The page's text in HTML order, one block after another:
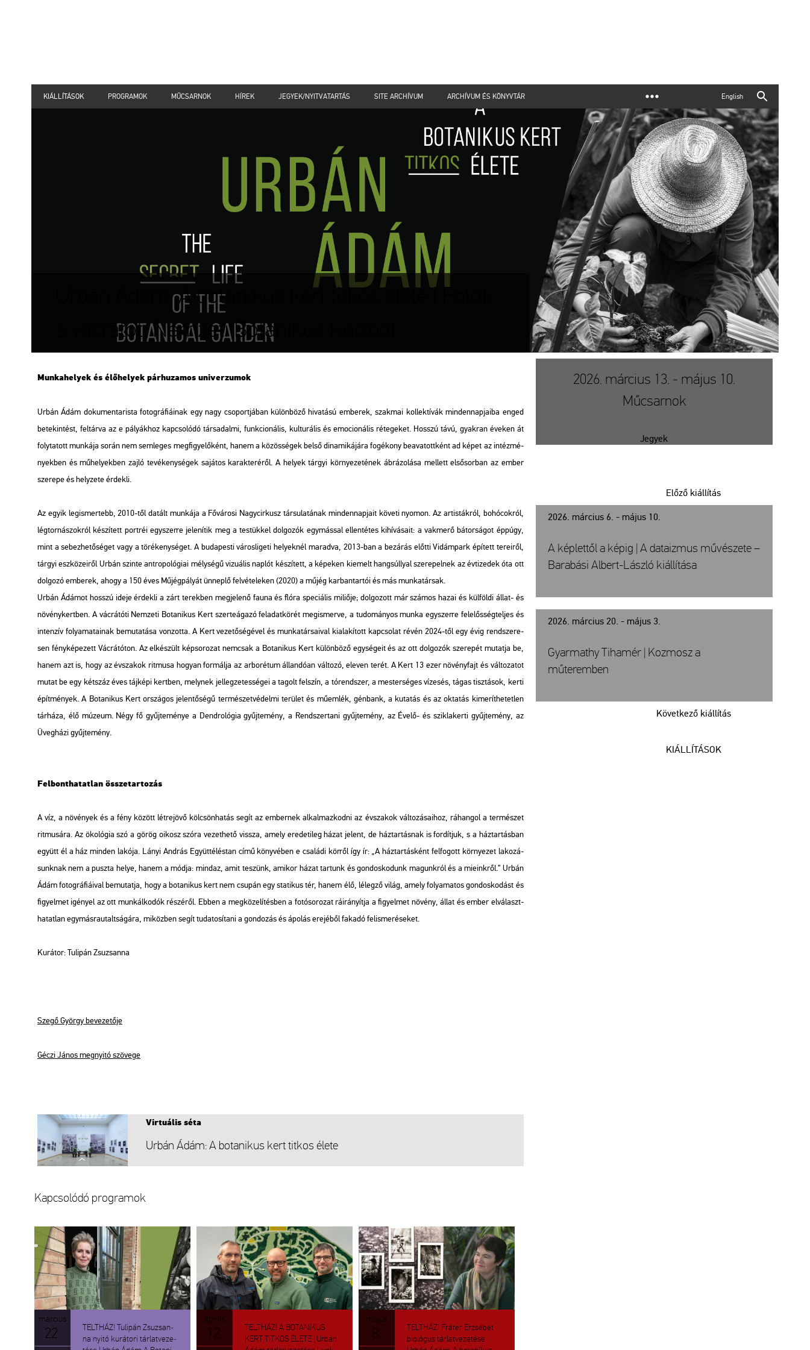
KIÁLLÍTÁSOK PROGRAMOK MŰCSARNOK HÍREK JEGYEK/NYITVATARTÁS SITE ARCHÍVUM ARCHÍVUM ÉS KÖNYVTÁR English
Urbán Ádám: A botanikus kert titkos élete | Fotók
a vácrátóti Nemzeti Botanikus Kertből
Mun­ka­he­lyek és élő­he­lyek pár­hu­za­mos uni­ver­zu­mok
Urbán Ádám do­ku­men­ta­ris­ta fo­tog­rá­fi­á­i­nak egy nagy cso­port­já­ban kü­lön­bö­ző hi­va­tá­sú em­be­rek, szak­mai kol­lek­tí­vák min­den­nap­ja­i­ba enged
be­te­kin­tést, fel­tár­va az e pá­lyák­hoz kap­cso­ló­dó tár­sa­dal­mi, funk­ci­o­ná­lis, kul­tu­rá­lis és emo­ci­o­ná­lis ré­te­ge­ket. Hosszú távú, gyak­ran éve­ken át
foly­ta­tott mun­ká­ja során nem sem­le­ges meg­fi­gye­lő­ként, hanem a kö­zös­sé­gek belső di­na­mi­ká­já­ra fo­gé­kony be­ava­tott­ként ad képet az in­téz­mé­
nyek­ben és mű­he­lyek­ben zajló te­vé­keny­sé­gek sa­já­tos ka­rak­te­ré­ről. A he­lyek tár­gyi kör­nye­ze­té­nek áb­rá­zo­lá­sa mel­lett el­ső­sor­ban az ember
sze­re­pe és hely­ze­te ér­dek­li.
Az egyik leg­is­mer­tebb, 2010-től da­tált mun­ká­ja a Fő­vá­ro­si Nagy­cir­kusz tár­su­la­tá­nak min­den­nap­ja­it kö­ve­ti nyo­mon. Az ar­tis­ták­ról, bo­hó­cok­ról,
lég­tor­ná­szok­ról ké­szí­tett port­réi egy­szer­re je­le­ní­tik meg a tes­tük­kel dol­go­zók egy­más­sal el­len­té­tes ki­hí­vá­sa­it: a vak­me­rő bá­tor­sá­got épp­úgy,
mint a se­bez­he­tő­sé­get vagy a tö­ré­keny­sé­get. A bu­da­pes­ti vá­ros­li­ge­ti he­lyek­nél ma­rad­va, 2013-ban a be­zá­rás előt­ti Vi­dám­park épí­tett te­re­i­ről,
tár­gyi esz­kö­ze­i­ről Urbán szin­te ant­ro­po­ló­gi­ai mély­sé­gű vi­zu­á­lis nap­lót ké­szí­tett, a ké­pe­ken ki­emelt hang­súllyal sze­re­pel­nek az év­ti­ze­dek óta ott
dol­go­zó em­be­rek, ahogy a 150 éves Mű­jég­pá­lyát ün­nep­lő fel­vé­te­le­ken (2020) a műjég kar­ban­tar­tói és más mun­ka­tár­sak.
Urbán Ádá­mot hosszú ideje ér­dek­li a zárt te­rek­ben meg­je­le­nő fauna és flóra spe­ci­á­lis mi­li­ő­je; dol­go­zott már szá­mos hazai és kül­föl­di állat- és
nö­vény­kert­ben. A vác­rá­tó­ti Nem­ze­ti Bo­ta­ni­kus Kert szer­te­ága­zó fel­adat­kö­rét meg­is­mer­ve, a tu­do­má­nyos munka egy­szer­re fe­le­lős­ség­tel­jes és
in­ten­zív fo­lya­ma­ta­i­nak be­mu­ta­tá­sa von­zot­ta. A Kert ve­ze­tő­sé­gé­vel és mun­ka­tár­sa­i­val ki­ala­kí­tott kap­cso­lat révén 2024-től egy évig rend­sze­re­
sen fény­ké­pe­zett Vác­rá­tó­ton. Az el­ké­szült kép­so­ro­zat nem­csak a Bo­ta­ni­kus Kert kü­lön­bö­ző egy­sé­ge­it és az ott dol­go­zók sze­re­pét mu­tat­ja be,
hanem azt is, hogy az év­sza­kok rit­mu­sa ho­gyan for­mál­ja az ar­bo­ré­tum ál­lan­dó­an vál­to­zó, ele­ven terét. A Kert 13 ezer nö­vény­fajt és vál­to­za­tot
mutat be egy két­száz éves táj­ké­pi kert­ben, mely­nek jel­leg­ze­tes­sé­gei a ta­golt fel­szín, a tó­rend­szer, a mes­ter­sé­ges víz­esés, tágas tisz­tá­sok, kerti
épít­mé­nyek. A Bo­ta­ni­kus Kert or­szá­gos je­len­tő­sé­gű ter­mé­szet­vé­del­mi te­rü­let és mű­em­lék, gén­bank, a ku­ta­tás és az ok­ta­tás ki­me­rít­he­tet­len
tár­há­za, élő mú­ze­um. Négy fő gyűj­te­mé­nye a Dend­ro­ló­gia gyűj­te­mény, a Rend­szer­ta­ni gyűj­te­mény, az Évelő- és szik­la­ker­ti gyűj­te­mény, az
Üveg­há­zi gyűj­te­mény.
Fel­bont­ha­tat­lan össze­tar­to­zás
A víz, a nö­vé­nyek és a fény kö­zött lét­re­jö­vő köl­csön­ha­tás segít az em­ber­nek al­kal­maz­kod­ni az év­sza­kok vál­to­zá­sa­i­hoz, rá­han­gol a ter­mé­szet
rit­mu­sá­ra. Az öko­ló­gia szó a görög oi­koszszóra ve­zet­he­tő vissza, amely ere­de­ti­leg házat je­lent, de ház­tar­tás­nak is for­dít­juk, s a ház­tar­tás­ban
együtt él a ház min­den la­kó­ja. Lányi And­rás Együtt­élés­tan című köny­vé­ben e csa­lá­di kör­ről így ír: „A ház­tar­tás­ként fel­fo­gott kör­nye­zet la­ko­zá­
sunk­nak nem a pusz­ta helye, hanem a módja: mind­az, amit te­szünk, ami­kor házat tar­tunk és gon­dos­ko­dunk ma­gunk­ról és a mi­e­ink­ről.” Urbán
Ádám fo­tog­rá­fi­á­i­val be­mu­tat­ja, hogy a bo­ta­ni­kus kert nem csu­pán egy sta­ti­kus tér, hanem élő, lé­leg­ző világ, amely fo­lya­ma­tos gon­dos­ko­dást és
fi­gyel­met igé­nyel az ott mun­kál­ko­dók ré­szé­ről. Ebben a meg­kö­ze­lí­tés­ben a fo­tó­so­ro­zat rá­irá­nyít­ja a fi­gyel­met nö­vény, állat és ember el­vá­laszt­
ha­tat­lan egy­más­ra­utalt­sá­gá­ra, mi­köz­ben segít tu­da­to­sí­ta­ni a gon­do­zás és ápo­lás ere­jé­ből fa­ka­dó fel­is­me­ré­se­ket.
Ku­rá­tor: Tu­li­pán Zsu­zsan­na
Szegő György be­ve­ze­tő­je
Géczi János meg­nyi­tó szö­ve­ge
Vir­tu­á­lis séta
Urbán Ádám: A bo­ta­ni­kus kert tit­kos élete
Kap­cso­ló­dó prog­ra­mok
már­ci­us
22.
TELT­HÁZ! Tu­li­pán Zsu­zsan­
na nyitó ku­rá­to­ri tár­lat­ve­ze­
áp­ri­lis
12.
TELT­HÁZ! A BO­TA­NI­KUS
KERT TIT­KOS ÉLETE | Urbán
május
8.
TELT­HÁZ! Frá­ter Er­zsé­bet
bio­ló­gus tár­lat­ve­ze­té­se
2026. március 13. - május 10.
Műcsarnok
Jegyek
2026. március 6. - május 10.
Előző kiállítás
A képlettől a képig | A dataizmus művészete –
Barabási Albert-László kiállítása
2026. március 20. - május 3.
Következő kiállítás
Gyarmathy Tihamér | Kozmosz a
műteremben
KIÁLLÍTÁSOK